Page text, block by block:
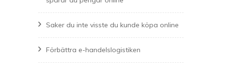
Saker du inte visste du kunde köpa online
Förbättra e-handelslogistiken